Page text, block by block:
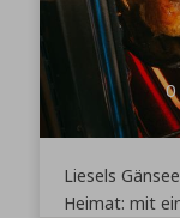
Liesels
Heimat: mit